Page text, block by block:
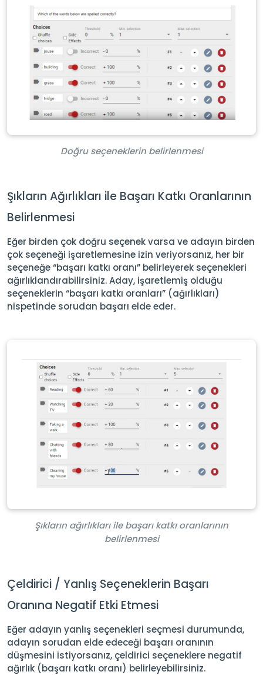
Doğru seçeneklerin belirlenmesi
Şıkların Ağırlıkları ile Başarı Katkı Oranlarının
Belirlenmesi
Eğer birden çok doğru seçenek varsa ve adayın birden
çok seçeneği işaretlemesine izin veriyorsanız, her bir
seçeneğe “başarı katkı oranı” belirleyerek seçenekleri
ağırlıklandırabilirsiniz. Aday, işaretlemiş olduğu
seçeneklerin “başarı katkı oranları” (ağırlıkları)
nispetinde sorudan başarı elde eder.
Şıkların ağırlıkları ile başarı katkı oranlarının
belirlenmesi
Çeldirici / Yanlış Seçeneklerin Başarı
Oranına Negatif Etki Etmesi
Eğer adayın yanlış seçenekleri seçmesi durumunda,
adayın sorudan elde edeceği başarı oranının
düşmesini istiyorsanız, çeldirici seçeneklere negatif
ağırlık (başarı katkı oranı) belirleyebilirsiniz.